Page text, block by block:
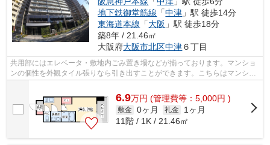
地下鉄御堂筋線 「中津 」駅 徒歩14分
東海道本線 「大阪 」駅 徒歩18分
築8年 / 21.46㎡
大阪府大阪市北区中津６丁目
共用部にはエレベータ・敷地内ごみ置き場などが揃っております。マンショ
ンの個性を外観タイル張りなら引き出すことができます。こちらはマンショ
6.9万円 (管理費等：5,000円 )
敷金 0ヶ月 礼金
1ヶ月
11階 / 1K / 21.46㎡